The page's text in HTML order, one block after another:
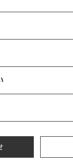
0017 鳥取市尚徳町
会館（鳥取県立県民文
、写真、イラスト等の無断転
致します。